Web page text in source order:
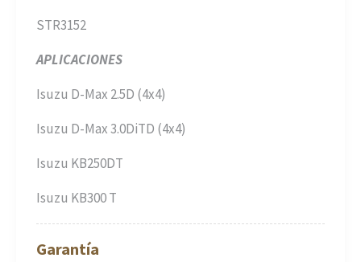
STR3152
APLICACIONES
Isuzu D-Max 2.5D (4x4)
Isuzu D-Max 3.0DiTD (4x4)
Isuzu KB250DT
Isuzu KB300 T
Garantía